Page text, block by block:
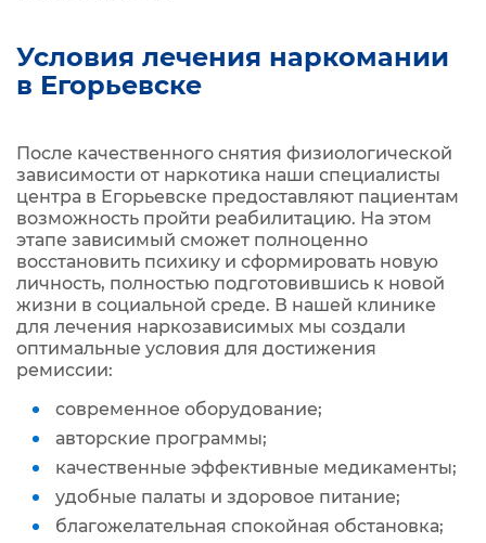
Условия лечения наркомании
в Егорьевске
После качественного снятия физиологической
зависимости от наркотика наши специалисты
центра в Егорьевске предоставляют пациентам
возможность пройти реабилитацию. На этом
этапе зависимый сможет полноценно
восстановить психику и сформировать новую
личность, полностью подготовившись к новой
жизни в социальной среде. В нашей клинике
для лечения наркозависимых мы создали
оптимальные условия для достижения
ремиссии:
современное оборудование;
авторские программы;
качественные эффективные медикаменты;
удобные палаты и здоровое питание;
благожелательная спокойная обстановка;